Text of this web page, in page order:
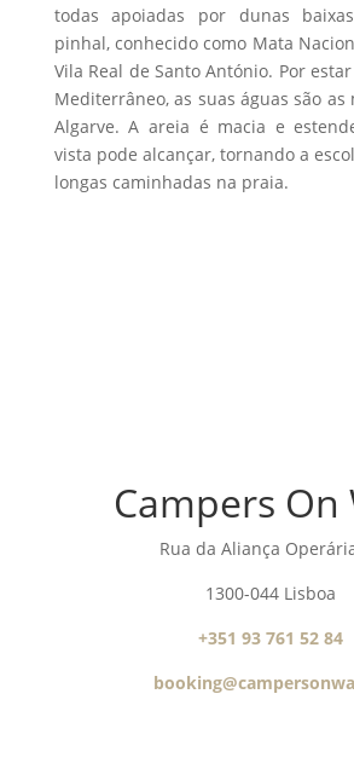
todas apoiadas por dunas
pinhal, conhecido como Mata
Vila Real de Santo António. Por
Mediterrâneo, as suas águas são
Algarve. A areia é macia e
vista pode alcançar, tornando a
longas caminhadas na praia.
Campers On
Rua da Aliança
1300-044 Lisboa
+351 93 761 52 84